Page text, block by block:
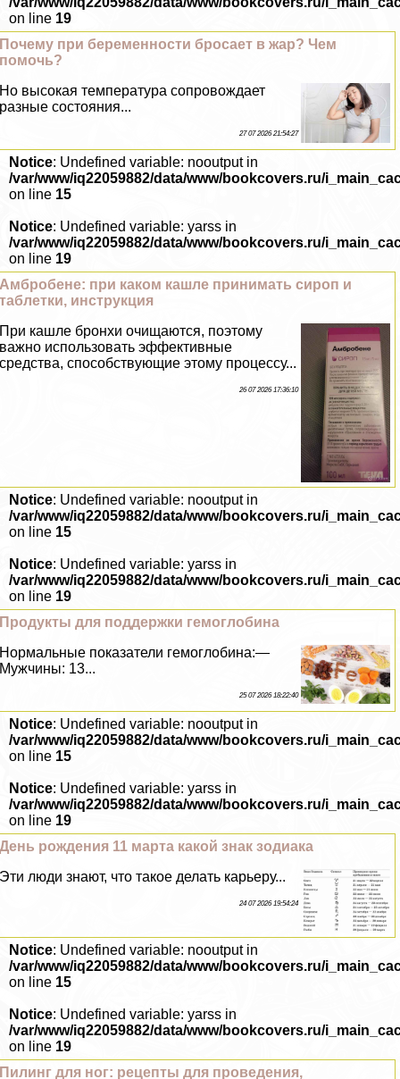
on line 19
Почему при беременности бросает в жар? Чем
помочь?
Но высокая температура сопровождает
разные состояния...
27 07 2026 21:54:27
Notice: Undefined variable: nooutput in
/var/www/iq22059882/data/www/bookcovers.ru/
on line 15
Notice: Undefined variable: yarss in
/var/www/iq22059882/data/www/bookcovers.ru/
on line 19
Амбробене: при каком кашле принимать сироп и
таблетки, инструкция
При кашле бронхи очищаются, поэтому
важно использовать эффективные
средства, способствующие этому процессу...
26 07 2026 17:36:10
Notice: Undefined variable: nooutput in
/var/www/iq22059882/data/www/bookcovers.ru/
on line 15
Notice: Undefined variable: yarss in
/var/www/iq22059882/data/www/bookcovers.ru/
on line 19
Продукты для поддержки гемоглобина
Нормальные показатели гемоглобина:—
Мужчины: 13...
25 07 2026 18:22:40
Notice: Undefined variable: nooutput in
/var/www/iq22059882/data/www/bookcovers.ru/
on line 15
Notice: Undefined variable: yarss in
/var/www/iq22059882/data/www/bookcovers.ru/
on line 19
День рождения 11 марта какой знак зодиака
Эти люди знают, что такое делать карьеру...
24 07 2026 19:54:24
Notice: Undefined variable: nooutput in
/var/www/iq22059882/data/www/bookcovers.ru/
on line 15
Notice: Undefined variable: yarss in
/var/www/iq22059882/data/www/bookcovers.ru/
on line 19
Пилинг для ног: рецепты для проведения,